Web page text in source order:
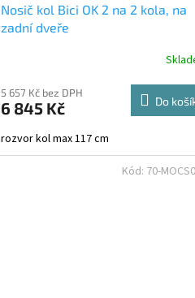
Nosič kol Bici OK 2 na 2 kola, na
zadní dveře
5 657 Kč bez DPH
6 845 Kč Do
rozvor kol max 117 cm
Kód: 70-